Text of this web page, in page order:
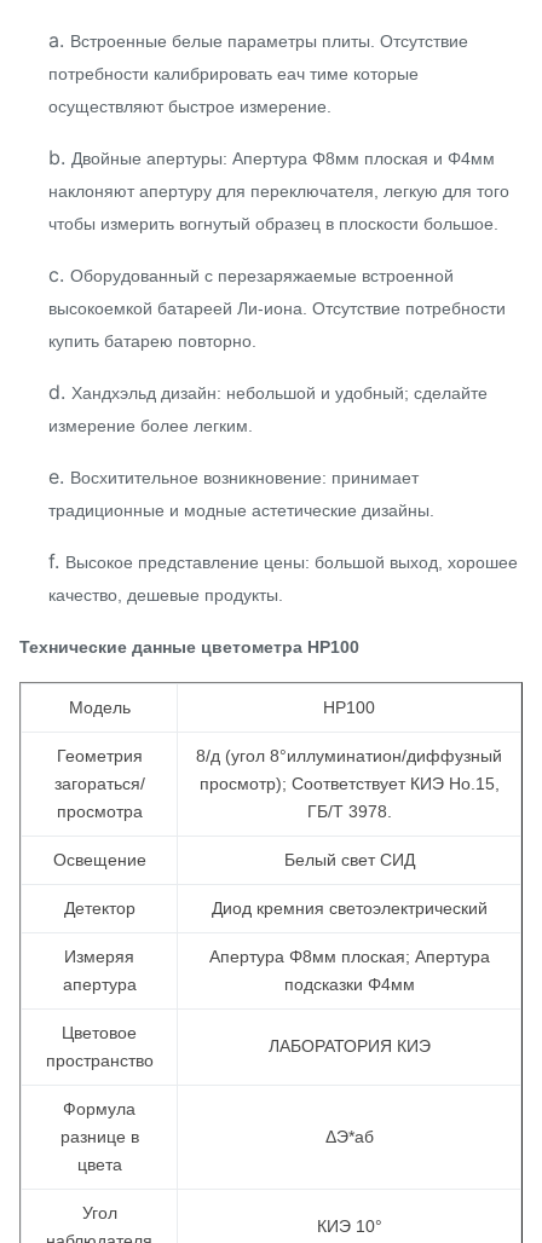
a. Встроенные белые параметры плиты. Отсутствие
потребности калибрировать еач тиме которые
осуществляют быстрое измерение.
b. Двойные апертуры: Апертура Φ8мм плоская и Φ4мм
наклоняют апертуру для переключателя, легкую для того
чтобы измерить вогнутый образец в плоскости большое.
c. Оборудованный с перезаряжаемые встроенной
высокоемкой батареей Ли-иона. Отсутствие потребности
купить батарею повторно.
d. Хандхэльд дизайн: небольшой и удобный; сделайте
измерение более легким.
e. Восхитительное возникновение: принимает
традиционные и модные астетические дизайны.
f. Высокое представление цены: большой выход, хорошее
качество, дешевые продукты.
Технические данные цветометра НР100
Модель НР100
Геометрия
загораться/
просмотра
8/д (угол 8°иллуминатион/диффузный
просмотр); Соответствует КИЭ Но.15,
ГБ/Т 3978.
Освещение Белый свет СИД
Детектор Диод кремния светоэлектрический
Измеряя
апертура
Апертура Φ8мм плоская; Апертура
подсказки Φ4мм
Цветовое
пространство
ЛАБОРАТОРИЯ КИЭ
Формула
разнице в
цвета
ΔЭ*аб
Угол
КИЭ 10°